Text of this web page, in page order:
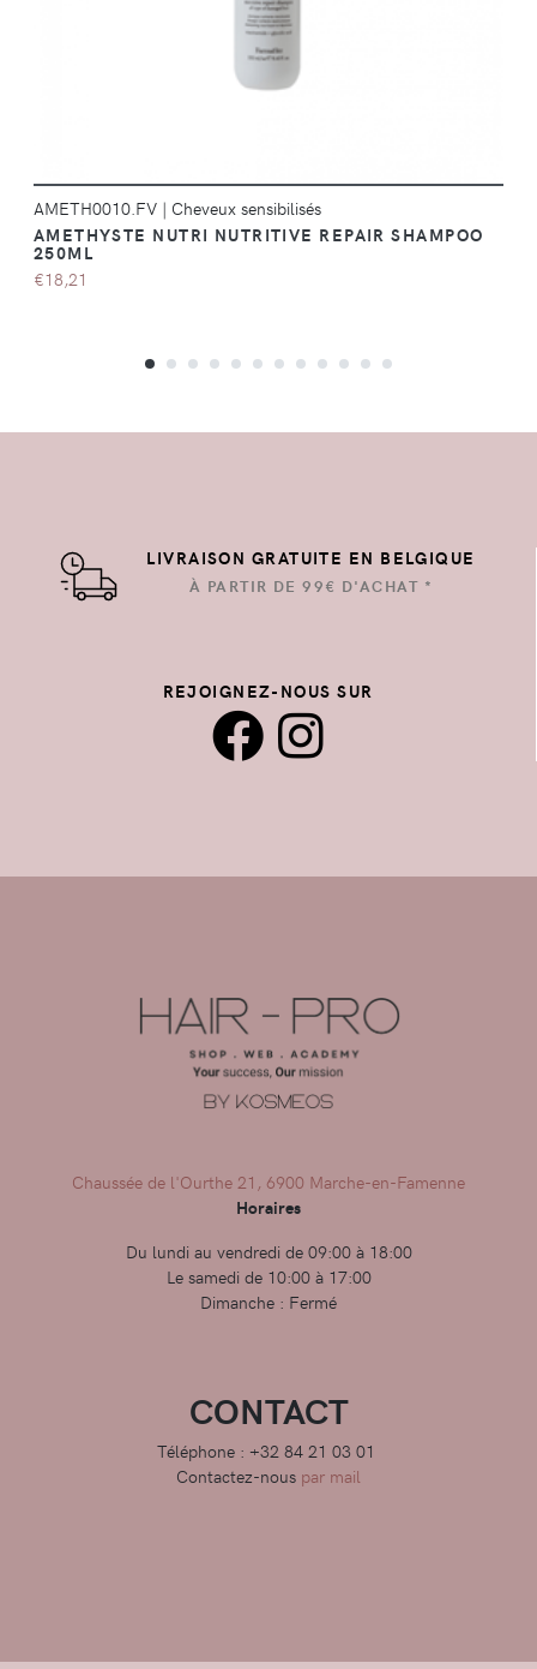
AMETH0010.FV | Cheveux sensibilisés
AMETHYSTE NUTRI NUTRITIVE REPAIR SHAMPOO
250ML
€18,21
LIVRAISON GRATUITE EN BELGIQUE
À PARTIR DE 99€ D'ACHAT *
REJOIGNEZ-NOUS SUR
Chaussée de l'Ourthe 21, 6900 Marche-en-Famenne
Horaires
Du lundi au vendredi de 09:00 à 18:00
Le samedi de 10:00 à 17:00
Dimanche : Fermé
CONTACT
Téléphone : +32 84 21 03 01
Contactez-nous par mail